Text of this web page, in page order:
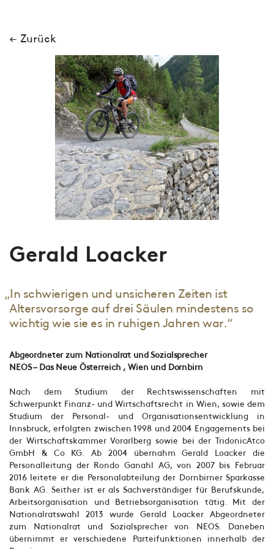
← Zurück
Gerald Loacker
„In schwierigen und unsicheren Zeiten ist
Altersvorsorge auf drei Säulen mindestens so
wichtig wie sie es in ruhigen Jahren war.“
Abgeordneter zum Nationalrat und Sozialsprecher
NEOS – Das Neue Österreich , Wien und Dornbirn
Nach dem Studium der Rechtswissenschaften mit
Schwerpunkt Finanz- und Wirtschaftsrecht in Wien, sowie dem
Studium der Personal- und Organisationsentwicklung in
Innsbruck, erfolgten zwischen 1998 und 2004 Engagements bei
der Wirtschaftskammer Vorarlberg sowie bei der TridonicAtco
GmbH & Co KG. Ab 2004 übernahm Gerald Loacker die
Personalleitung der Rondo Ganahl AG, von 2007 bis Februar
2016 leitete er die Personalabteilung der Dornbirner Sparkasse
Bank AG. Seither ist er als Sachverständiger für Berufskunde,
Arbeitsorganisation und Betriebsorganisation tätig. Mit der
Nationalratswahl 2013 wurde Gerald Loacker Abgeordneter
zum Nationalrat und Sozialsprecher von NEOS. Daneben
übernimmt er verschiedene Parteifunktionen innerhalb der